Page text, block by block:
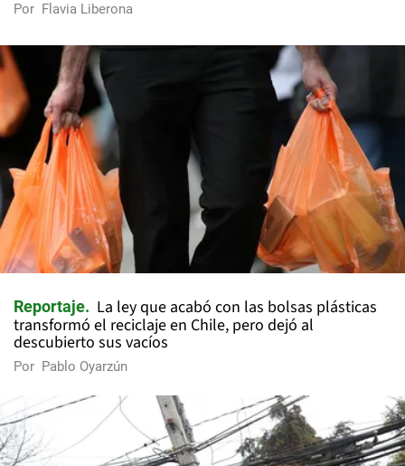
Por Flavia Liberona
Reportaje
La ley que acabó con las bolsas plásticas
transformó el reciclaje en Chile, pero dejó al
descubierto sus vacíos
Por Pablo Oyarzún